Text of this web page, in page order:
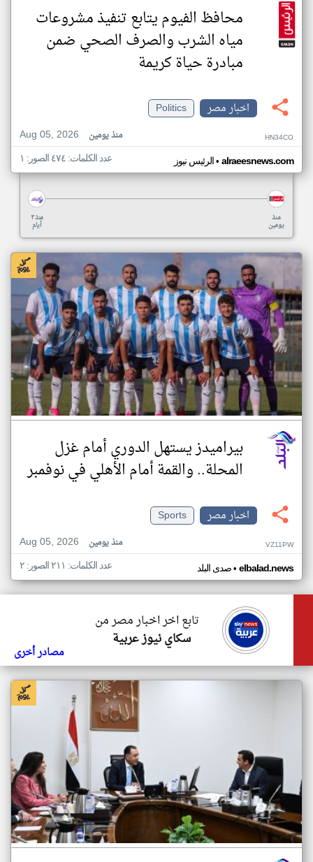
محافظ الفيوم يتابع تنفيذ مشروعات
مياه الشرب والصرف الصحي ضمن
مبادرة حياة كريمة
اخبار مصر
Politics
Aug 05, 2026
منذ يومين HN34CO
الرئيس نيوز• alraeesnews.com عدد الكلمات: ٤٧٤ الصور: ١
منذ ٣
أيام
منذ
يومين
بيراميدز يستهل الدوري أمام غزل
المحلة.. والقمة أمام الأهلي في نوفمبر
اخبار مصر
Sports
Aug 05, 2026
منذ يومين VZ11PW
صدى البلد• elbalad.news عدد الكلمات: ٢١١ الصور: ٢
تابع اخر اخبار مصر من
سكاي نيوز عربية
مصادر أخرى